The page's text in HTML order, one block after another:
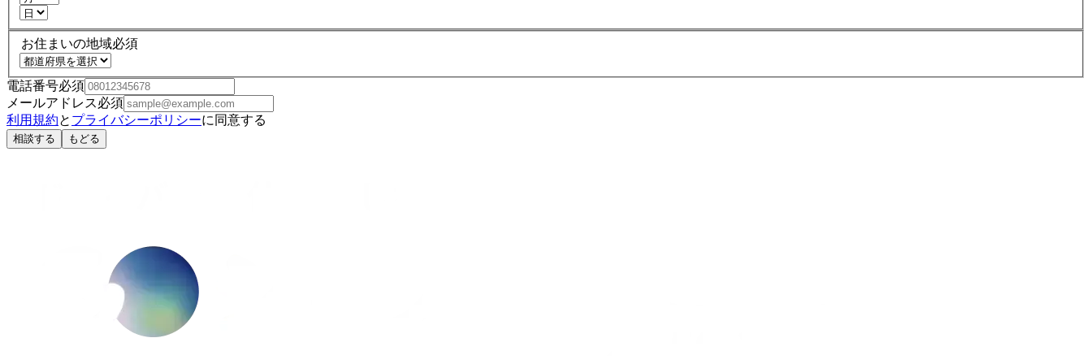
お住まいの地域必須
電話番号必須
メールアドレス必須
利用規約と プライバシーポリシーに同意する
相談する もどる